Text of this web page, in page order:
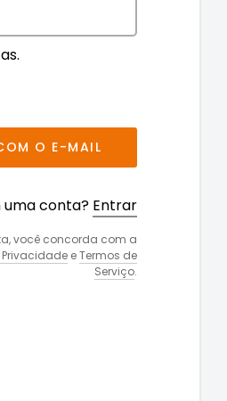
O E-MAIL
conta? Entrar
você concorda com a
eTermos de
Serviço.